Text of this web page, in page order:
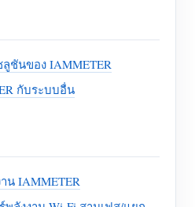
ชันของ IAMMETER
กับระบบอื่น
น IAMMETER